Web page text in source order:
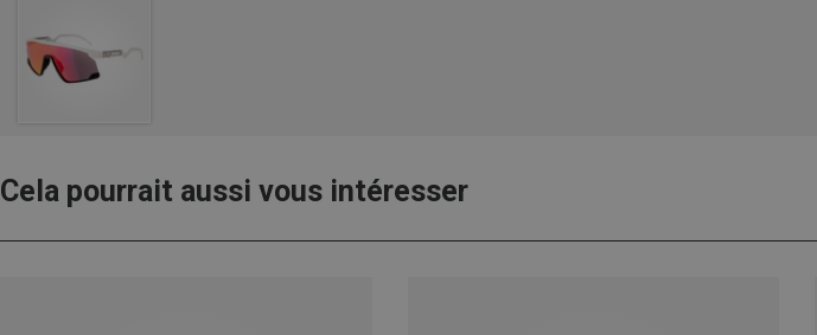
Cela pourrait aussi vous intéresser